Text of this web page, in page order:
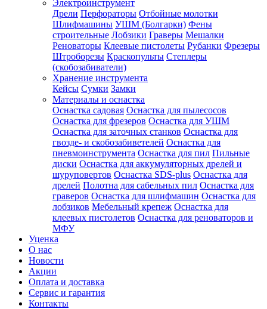
Электроинструмент
Дрели Перфораторы Отбойные молотки
Шлифмашины УШМ (Болгарки) Фены
строительные Лобзики Граверы Мешалки
Реноваторы Клеевые пистолеты Рубанки Фрезеры
Штроборезы Краскопульты Степлеры
(скобозабиватели)
Хранение инструмента
Кейсы Сумки Замки
Материалы и оснастка
Оснастка садовая Оснастка для пылесосов
Оснастка для фрезеров Оснастка для УШМ
Оснастка для заточных станков Оснастка для
гвозде- и скобозабиветелей Оснастка для
пневмоинструмента Оснастка для пил Пильные
диски Оснастка для аккумуляторных дрелей и
шуруповертов Оснастка SDS-plus Оснастка для
дрелей Полотна для сабельных пил Оснастка для
граверов Оснастка для шлифмашин Оснастка для
лобзиков Мебельный крепеж Оснастка для
клеевых пистолетов Оснастка для реноваторов и
МФУ
Уценка
О нас
Новости
Акции
Оплата и доставка
Сервис и гарантия
Контакты